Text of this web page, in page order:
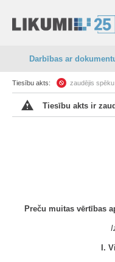
Darbības ar
Tiesību akts: zaudējis spēku
Tiesību akts ir
Preču muitas vērtības
I.